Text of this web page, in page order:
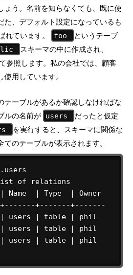
ょう。名前を知らなくても、既に使
た、デフォルト設定になっているも
れています。 foo
というテーブ
スキーマの中に作成され、
参照します。私の会社では、顧客
用しています。
テーブルがあるか確認しなければな
ルの名前が users
だったと仮定
を実行すると、スキーマに関係な
のテーブルが表示されます。
of relations
Name  | Type  | Owner
+-------+-------
users | table | phil
| users | table | phil
| users | table | phil